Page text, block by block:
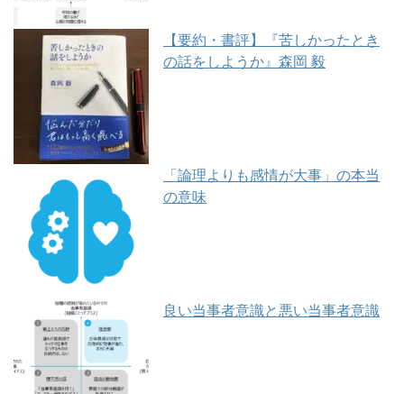
【要約・書評】『苦しかったとき
の話をしようか』森岡 毅
「論理よりも感情が大事」の本当
の意味
良い当事者意識と悪い当事者意識